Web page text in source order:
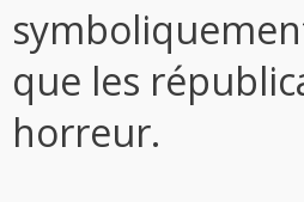
que les
horreur.